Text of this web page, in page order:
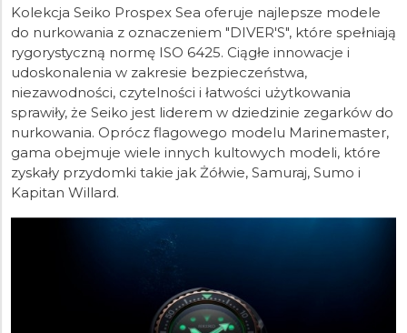
Kolekcja Seiko Prospex Sea oferuje najlepsze modele
do nurkowania z oznaczeniem "DIVER'S", które spełniają
rygorystyczną normę ISO 6425. Ciągłe innowacje i
udoskonalenia w zakresie bezpieczeństwa,
niezawodności, czytelności i łatwości użytkowania
sprawiły, że Seiko jest liderem w dziedzinie zegarków do
nurkowania. Oprócz flagowego modelu Marinemaster,
gama obejmuje wiele innych kultowych modeli, które
zyskały przydomki takie jak Żółwie, Samuraj, Sumo i
Kapitan Willard.